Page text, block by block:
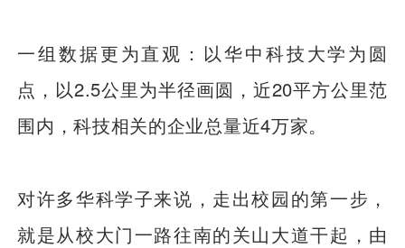
一组数据更为直观：以华中科技大学为圆
点，以2.5公里为半径画圆，近20平方公里范
围内，科技相关的企业总量近4万家。
对许多华科学子来说，走出校园的第一步，
就是从校大门一路往南的关山大道干起，由